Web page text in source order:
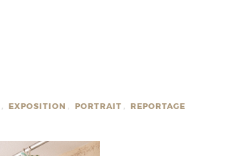
, EXPOSITION , PORTRAIT , REPORTAGE